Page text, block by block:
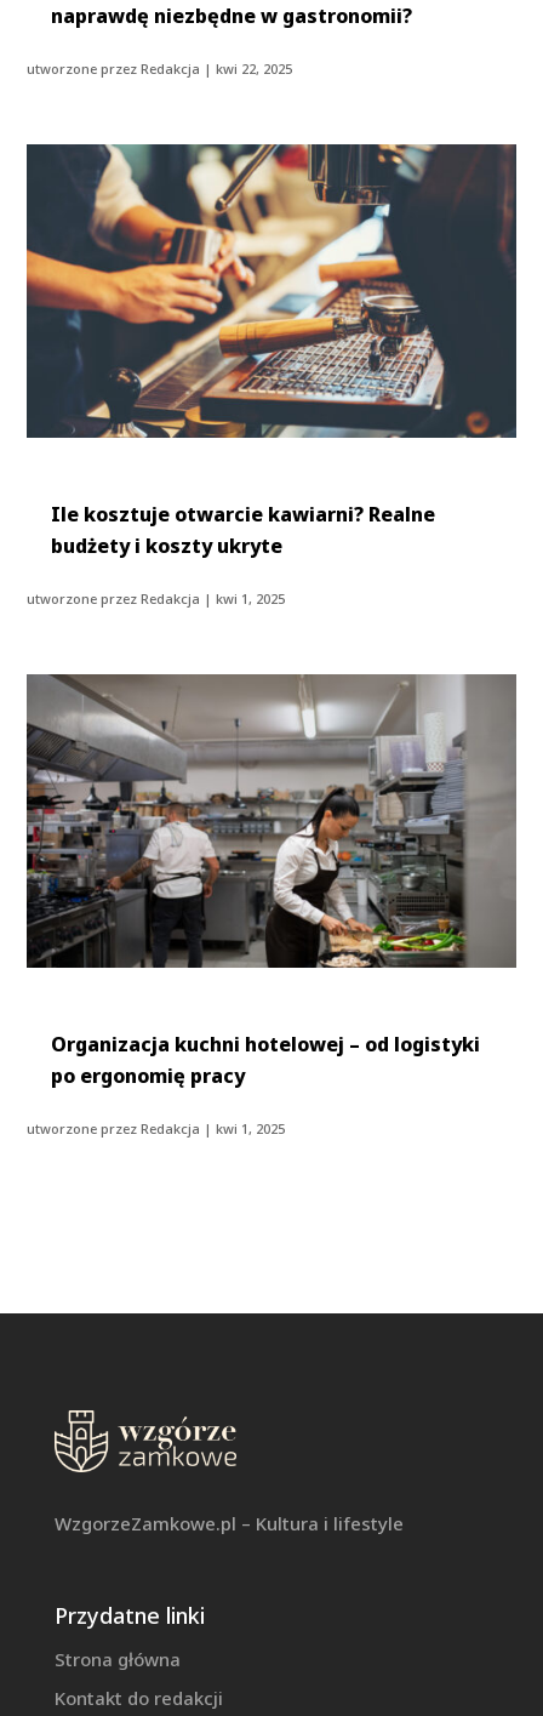
naprawdę niezbędne w gastronomii?
utworzone przezRedakcja |kwi 22, 2025
Ile kosztuje otwarcie kawiarni? Realne
budżety i koszty ukryte
utworzone przezRedakcja |kwi 1, 2025
Organizacja kuchni hotelowej – od logistyki
po ergonomię pracy
utworzone przezRedakcja |kwi 1, 2025
WzgorzeZamkowe.pl – Kultura i lifestyle
Przydatne linki
Strona główna
Kontakt do redakcji